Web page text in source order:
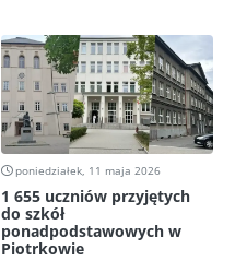
poniedziałek, 11 maja 2026
1 655 uczniów przyjętych
do szkół
ponadpodstawowych w
Piotrkowie